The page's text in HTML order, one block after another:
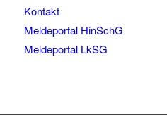
Kontakt
Meldeportal HinSchG
Meldeportal LkSG